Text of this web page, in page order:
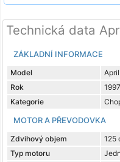
Technická data
ZÁKLADNÍ INFORMACE
Model
Rok
1997
Kategorie
MOTOR A PŘEVODOVKA
Zdvihový objem
125
Typ motoru